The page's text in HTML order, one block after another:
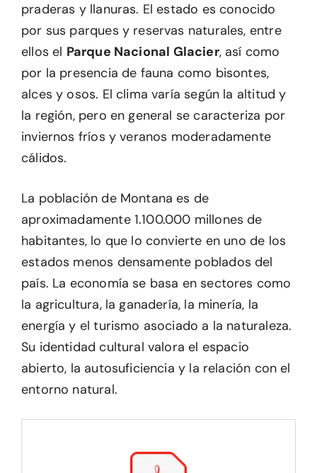
praderas y llanuras. El estado es conocido
por sus parques y reservas naturales, entre
ellos el Parque Nacional Glacier, así como
por la presencia de fauna como bisontes,
alces y osos. El clima varía según la altitud y
la región, pero en general se caracteriza por
inviernos fríos y veranos moderadamente
cálidos.
La población de Montana es de
aproximadamente 1.100.000 millones de
habitantes, lo que lo convierte en uno de los
estados menos densamente poblados del
país. La economía se basa en sectores como
la agricultura, la ganadería, la minería, la
energía y el turismo asociado a la naturaleza.
Su identidad cultural valora el espacio
abierto, la autosuficiencia y la relación con el
entorno natural.